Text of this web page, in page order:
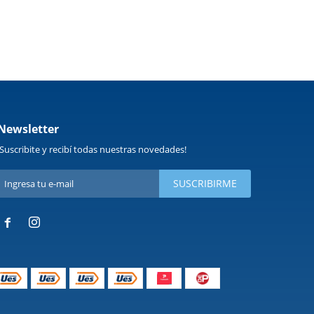
y recibí todas nuestras novedades!
SUSCRIBIRME
 